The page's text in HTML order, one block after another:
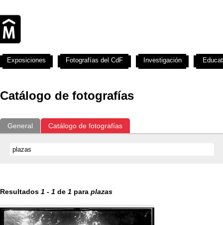
Catálogo de fotografías
General Catálogo de fotografías
Resultados 1 - 1 de 1 para plazas
Exposiciones Fotografías del CdF Investigación